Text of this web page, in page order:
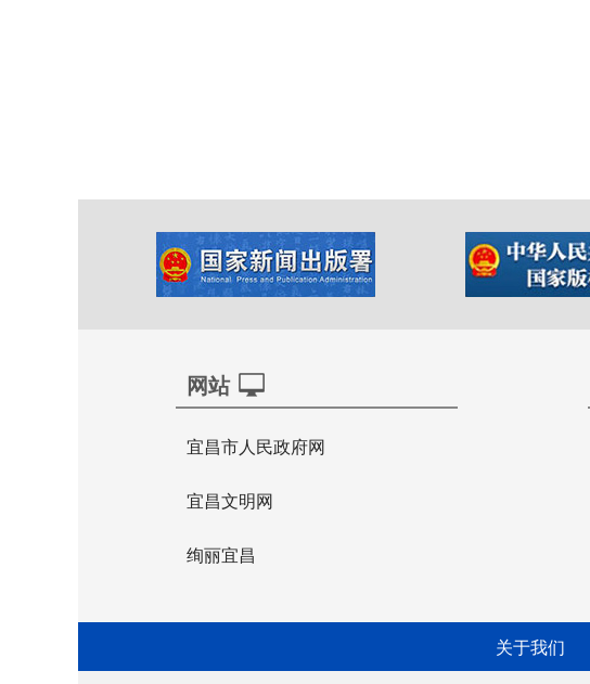
网站
宜昌市人民政府网
宜昌文明网
绚丽宜昌
关于我们